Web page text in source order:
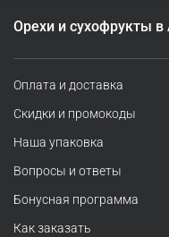
Орехи и сухофрукты в
Оплата и доставка
Скидки и промокоды
Наша упаковка
Вопросы и ответы
Бонусная программа
Как заказать